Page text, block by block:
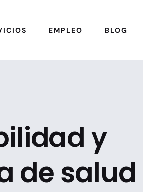
EMPLEO BLOG
y
de salud